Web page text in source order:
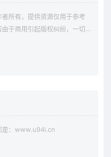
所有，提供资源仅用于参考
于商用引起版权纠纷，一切
是：www.u94i.cn